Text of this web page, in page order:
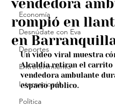
Economía
Desnúdate con Eva
Deportes
Entretenimiento
Internacional
Política
vendedora
rompió en
en
Un video viral muestra
Alcaldía retiran el carrito
vendedora ambulante
espacio público.